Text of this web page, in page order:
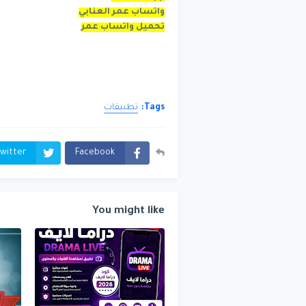
واتساب عمر العنابي
تحميل واتساب عمر
Tags: تطبيقات
Facebook
You might like